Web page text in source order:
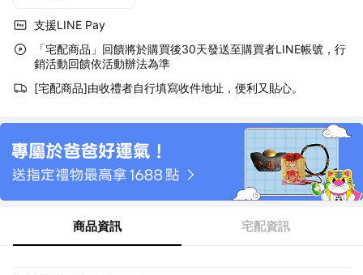
支援LINE Pay
「宅配商品」回饋將於購買後30天發送至購買者LINE帳號，行
銷活動回饋依活動辦法為準
[宅配商品]由收禮者自行填寫收件地址，便利又貼心。
商品資訊 宅配資訊